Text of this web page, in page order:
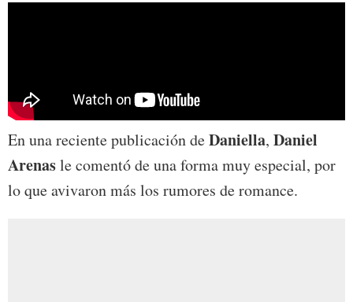
En una reciente publicación deDaniella, Daniel
Arenasle comentó de una forma muy especial, por
lo que avivaron más los rumores de romance.